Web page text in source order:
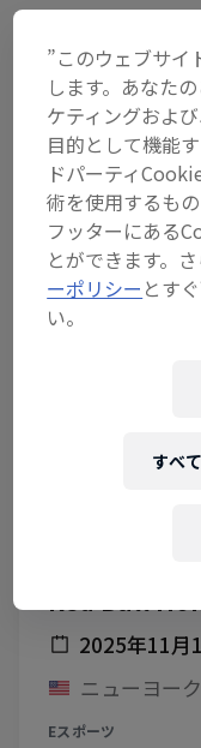
関連イベン
Red Bull
2025年11月
ニューヨー
Eスポーツ
”このウェブサイ
します。あなた
ケティングおよ
目的として機能
ドパーティ
術を使用するも
フッターにある
とができます。
ーポリシー とす
い。
すべ